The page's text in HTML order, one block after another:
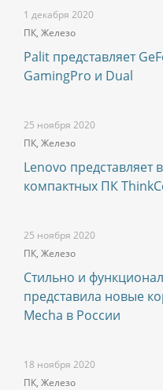
1 декабря 2020
ПК, Железо
Palit представляет
GamingPro и Dual
25 ноября 2020
ПК, Железо
Lenovo представляет
компактных ПК
25 ноября 2020
ПК, Железо
Стильно и
представила новые
Mecha в России
18 ноября 2020
ПК, Железо